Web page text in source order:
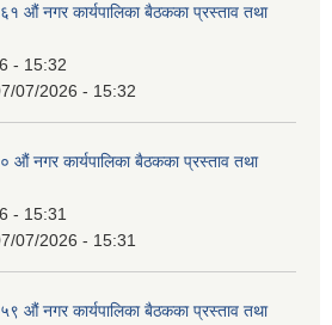
औं नगर कार्यपालिका बैठकका प्रस्ताव तथा
- 15:32
07/2026 - 15:32
नगर कार्यपालिका बैठकका प्रस्ताव तथा
- 15:31
07/2026 - 15:31
औं नगर कार्यपालिका बैठकका प्रस्ताव तथा